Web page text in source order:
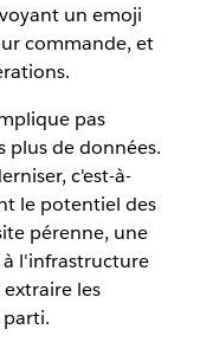
un emoji
commande, et
pas
de données.
c'est-à-
le potentiel des
pérenne, une
l'infrastructure
les